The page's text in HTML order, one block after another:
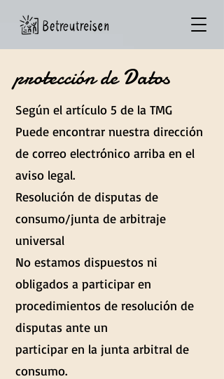
protección de Datos
Según el artículo 5 de la TMG
Puede encontrar nuestra dirección
de correo electrónico arriba en el
aviso legal.
Resolución de disputas de
consumo/junta de arbitraje
universal
No estamos dispuestos ni
obligados a participar en
procedimientos de resolución de
disputas ante un
participar en la junta arbitral de
consumo.